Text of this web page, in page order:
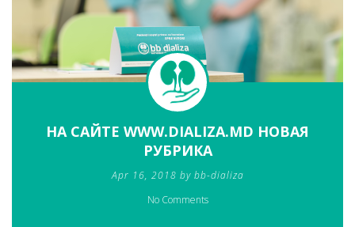
НА САЙТЕ WWW.DIALIZA.MD НОВАЯ
РУБРИКА
Apr 16, 2018 by bb-dializa
No Comments